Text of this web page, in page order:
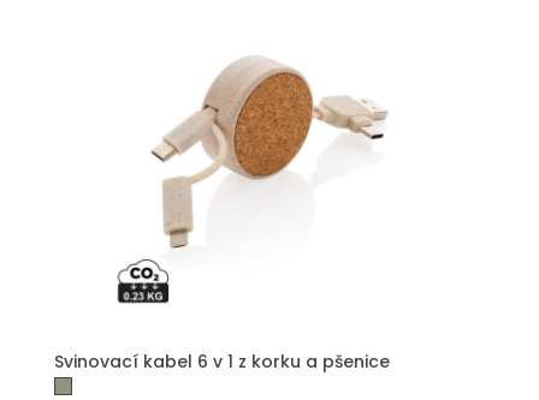
Svinovací kabel 6 v 1 z korku a pšenice